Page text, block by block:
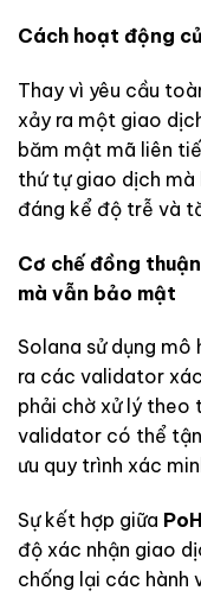
Cách hoạt động
Thay vì yêu cầu
xảy ra một giao
băm mật mã liên
thứ tự giao dịch
đáng kể độ trễ và
Cơ chế đồng
mà vẫn bảo mật
Solana sử dụng
ra các validator
phải chờ xử lý theo
validator có thể tận
ưu quy trình xác
Sự kết hợp giữa
độ xác nhận giao
chống lại các hành